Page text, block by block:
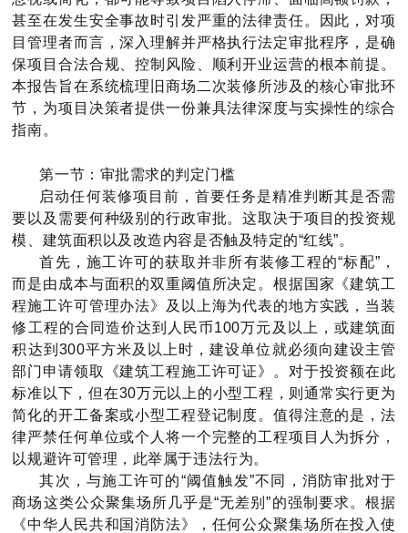
甚至在发生安全事故时引发严重的法律责任。因此，对项
目管理者而言，深入理解并严格执行法定审批程序，是确
保项目合法合规、控制风险、顺利开业运营的根本前提。
本报告旨在系统梳理旧商场二次装修所涉及的核心审批环
节，为项目决策者提供一份兼具法律深度与实操性的综合
指南。
第一节：审批需求的判定门槛
启动任何装修项目前，首要任务是精准判断其是否需
要以及需要何种级别的行政审批。这取决于项目的投资规
模、建筑面积以及改造内容是否触及特定的“红线”。
首先，施工许可的获取并非所有装修工程的“标配”，
而是由成本与面积的双重阈值所决定。根据国家《建筑工
程施工许可管理办法》及以上海为代表的地方实践，当装
修工程的合同造价达到人民币100万元及以上，或建筑面
积达到300平方米及以上时，建设单位就必须向建设主管
部门申请领取《建筑工程施工许可证》。对于投资额在此
标准以下，但在30万元以上的小型工程，则通常实行更为
简化的开工备案或小型工程登记制度。值得注意的是，法
律严禁任何单位或个人将一个完整的工程项目人为拆分，
以规避许可管理，此举属于违法行为。
其次，与施工许可的“阈值触发”不同，消防审批对于
商场这类公众聚集场所几乎是“无差别”的强制要求。根据
《中华人民共和国消防法》，任何公众聚集场所在投入使